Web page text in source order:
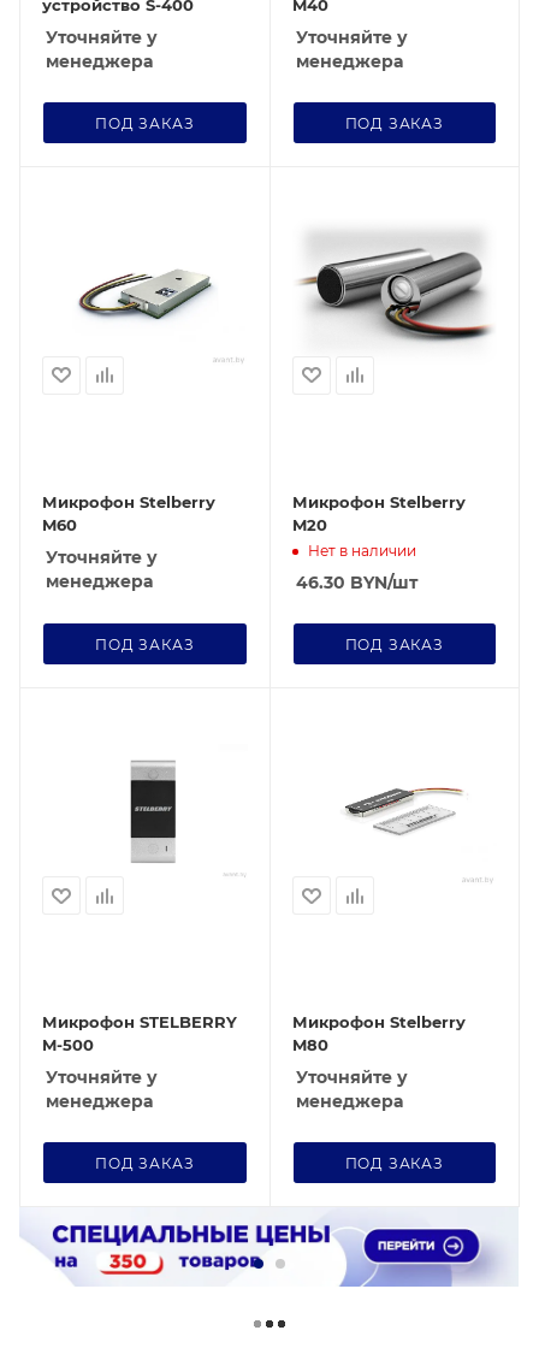
устройство S-400
Уточняйте у
менеджера
ПОД ЗАКАЗ
M40
Уточняйте у
менеджера
ПОД ЗАКАЗ
Микрофон Stelberry
M60
Уточняйте у
менеджера
ПОД ЗАКАЗ
Микрофон Stelberry
M20
Нет в наличии
46.30 BYN/шт
ПОД ЗАКАЗ
Микрофон STELBERRY
M-500
Уточняйте у
менеджера
ПОД ЗАКАЗ
Микрофон Stelberry
M80
Уточняйте у
менеджера
ПОД ЗАКАЗ